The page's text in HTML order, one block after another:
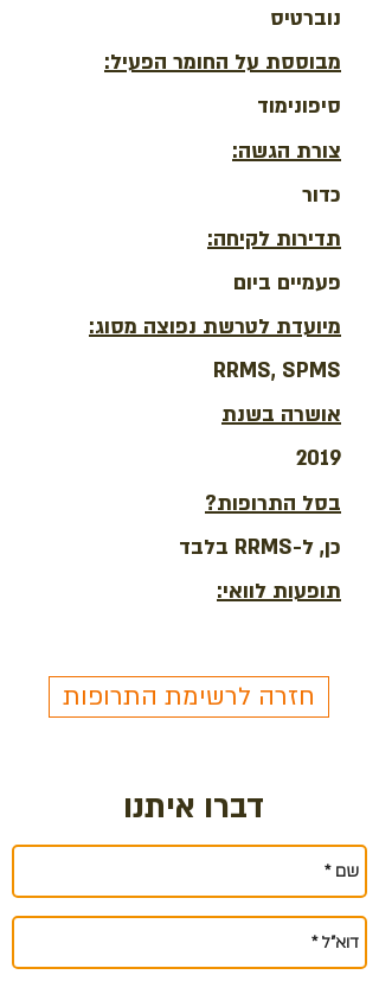
נוברטיס
מבוססת על החומר הפעיל:
סיפונימוד
צורת הגשה:
כדור
תדירות לקיחה:
פעמיים ביום
מיועדת לטרשת נפוצה מסוג:
RRMS, SPMS
אושרה בשנת
2019
בסל התרופות?
כן, ל-RRMS בלבד
תופעות לוואי:
חזרה לרשימת התרופות
דברו איתנו